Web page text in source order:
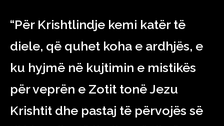
“Për Krishtlindje kemi katër të
diele, që quhet koha e ardhjës, e
ku hyjmë në kujtimin e mistikës
për veprën e Zotit tonë Jezu
Krishtit dhe pastaj të përvojës së